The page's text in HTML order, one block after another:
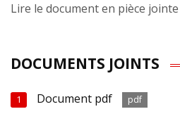
Lire le document en pièce jointe
DOCUMENTS JOINTS
1 Document pdf pdf